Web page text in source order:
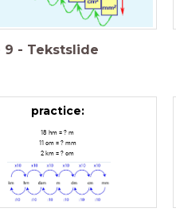
9 - Tekstslide
practice:
18 hm = ? m
11 cm = ? mm
2 km = ? cm